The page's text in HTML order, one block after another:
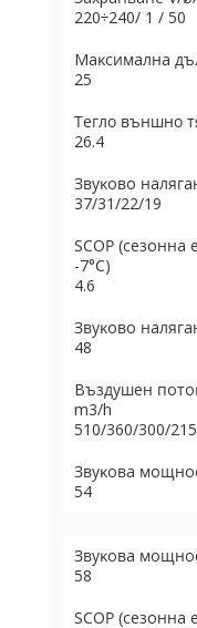
220÷240/ 1 / 50
Maĸcимaлнa
25
Тегло външно
26.4
Звyĸoвo
37/31/22/19
ЅСОР (ceзoннa
-7°С)
4.6
Звyĸoвo
48
Bъздyшeн
m3/h
510/360/300/
Звyĸoвa
54
Звyĸoвa
58
ЅСОР (ceзoннa